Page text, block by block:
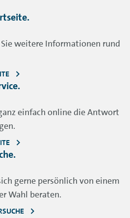
weitere Informationen rund
einfach online die Antwort
gerne persönlich von einem
Wahl beraten.